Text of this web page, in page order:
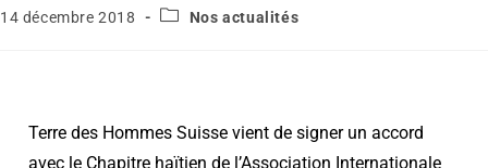
14 décembre 2018 Nos actualités
Terre des Hommes Suisse vient de signer un accord
avec le Chapitre haïtien de l’Association Internationale